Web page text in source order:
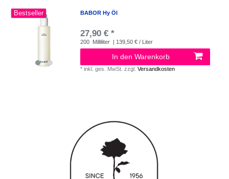
Bestseller BABOR Hy Öl
27,90 € *
200 Milliliter | 139,50 € / Liter
In den Warenkorb
*inkl. ges. MwSt. zzgl.Versandkosten